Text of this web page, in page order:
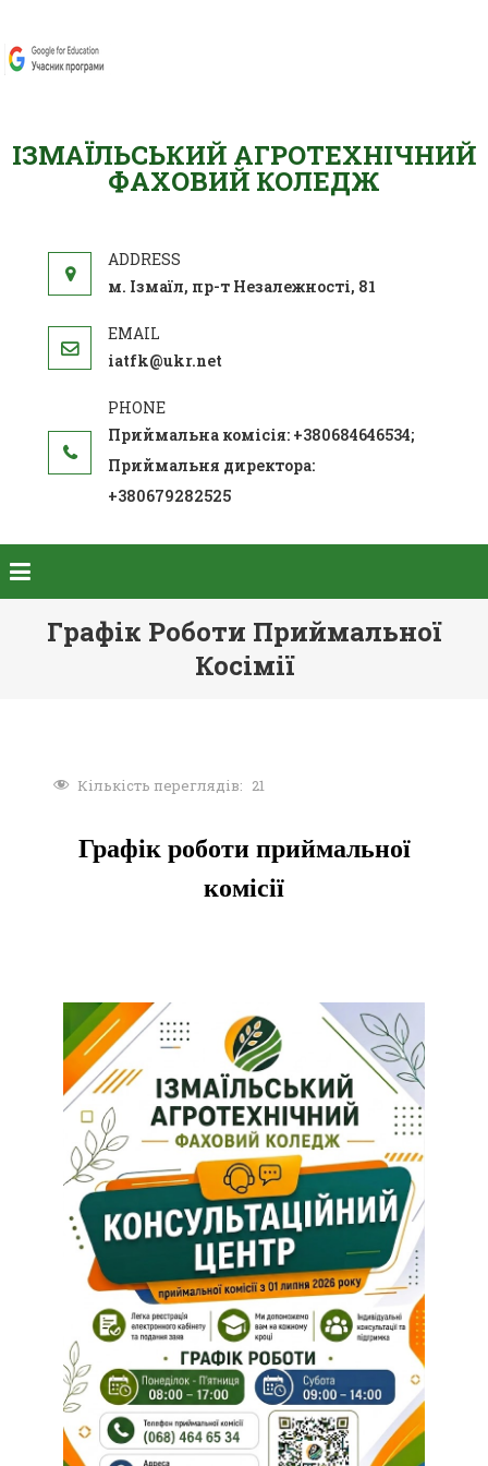
ІЗМАЇЛЬСЬКИЙ АГРОТЕХНІЧНИЙ
ФАХОВИЙ КОЛЕДЖ
м. Ізмаїл, пр-т Незалежності, 81
iatfk@ukr.net
Приймальна комісія: +380684646534;
Приймальня директора:
+380679282525
Графік Роботи Приймальної
Косімії
Кількість переглядів: 21
Графік роботи приймальної
комісії